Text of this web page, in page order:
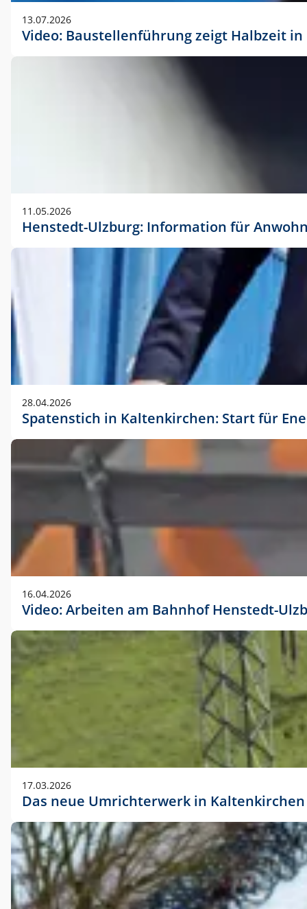
13.07.2026
Video: Baustellenführung zeigt Halbzeit
11.05.2026
Henstedt-Ulzburg: Information für
28.04.2026
Spatenstich in Kaltenkirchen: Start für
16.04.2026
Video: Arbeiten am Bahnhof Henstedt-
17.03.2026
Das neue Umrichterwerk in Kaltenkirchen